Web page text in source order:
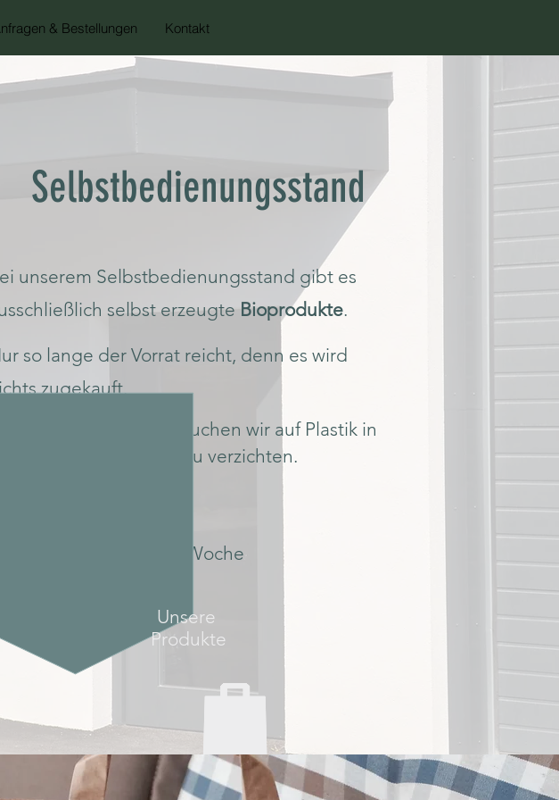
& Bestellungen Kontakt
wird die Seite in Kürze erstrahlen.
Selbstbedienungsstand
unserem Selbstbedienungsstand gibt es
selbst erzeugte Bioprodukte.
so lange der Vorrat reicht, denn es wird
zugekauft.
Umwelt zuliebe versuchen wir auf Plastik in
Verpackungen zu verzichten.
Stunden/ 7 Tage die Woche
Unsere
Produkte